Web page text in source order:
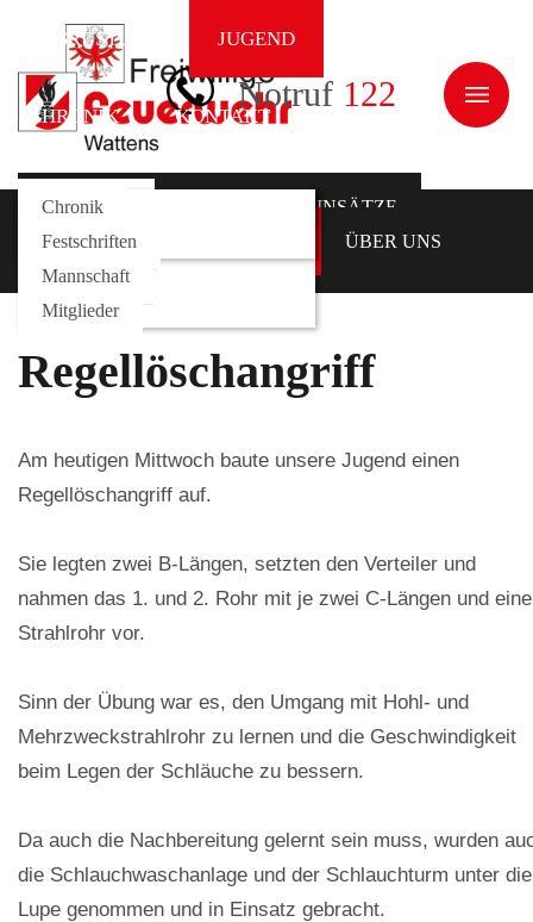
AUSRÜSTUNG JUGEND
CHRONIK KONTAKT
Notruf 122
NEWS
Galerie
EINSÄTZE
AUSRÜSTUNG
Fahrzeuge
Rollcontainer
ÜBER UNS
Kommando
Funktionäre
Mannschaft
Mitglieder
CHRONIK
Chronik
Festschriften
Regellöschangriff
Am heutigen Mittwoch baute unsere Jugend einen
Regellöschangriff auf.
Sie legten zwei B-Längen, setzten den Verteiler und
nahmen das 1. und 2. Rohr mit je zwei C-Längen und
Strahlrohr vor.
Sinn der Übung war es, den Umgang mit Hohl- und
Mehrzweckstrahlrohr zu lernen und die Geschwindigkeit
beim Legen der Schläuche zu bessern.
Da auch die Nachbereitung gelernt sein muss, wurden
die Schlauchwaschanlage und der Schlauchturm unter die
Lupe genommen und in Einsatz gebracht.